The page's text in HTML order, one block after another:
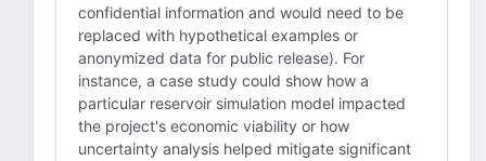
confidential information and would need to be
replaced with hypothetical examples or
anonymized data for public release). For
instance, a case study could show how a
particular reservoir simulation model impacted
the project's economic viability or how
uncertainty analysis helped mitigate significant